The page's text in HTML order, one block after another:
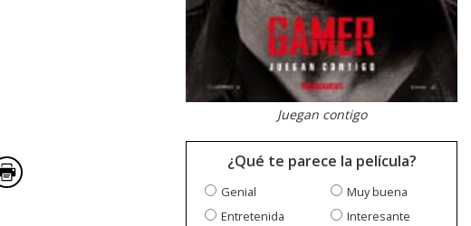
Juegan contigo
¿Qué te parece la película?
Genial
Muy buena
Entretenida
Interesante